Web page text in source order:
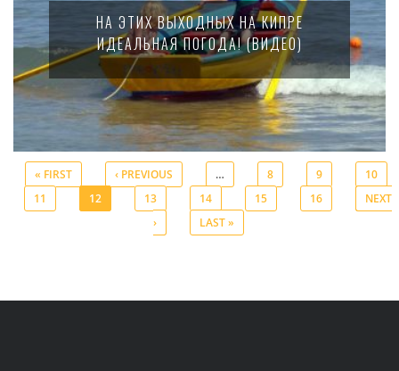
НА ЭТИХ ВЫХОДНЫХ НА КИПРЕ
ИДЕАЛЬНАЯ ПОГОДА! (ВИДЕО)
Pages
« FIRST ‹ PREVIOUS … 8 9
10
11
12 13 14 15 16
NEXT
›
LAST »